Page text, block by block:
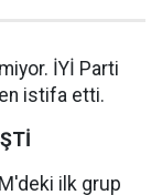
İYİ Parti
istifa etti.
ilk grup